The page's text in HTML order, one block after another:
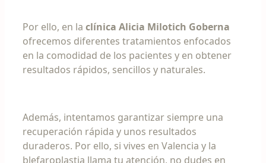
Por ello, en la clínica Alicia Milotich Goberna
ofrecemos diferentes tratamientos enfocados
en la comodidad de los pacientes y en obtener
resultados rápidos, sencillos y naturales.
Además, intentamos garantizar siempre una
recuperación rápida y unos resultados
duraderos. Por ello, si vives en Valencia y la
blefaroplastia llama tu atención, no dudes en